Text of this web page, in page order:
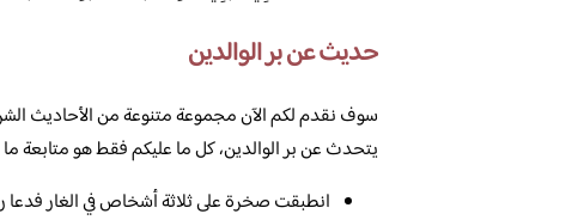
حديث عن بر الوالدين
سوف نقدم لكم الآن مجموعة متنوعة من الأحاديث
يتحدث عن بر الوالدين، كل ما عليكم فقط هو متابعة
انطبقت صخرة على ثلاثة أشخاص في الغار فدعا